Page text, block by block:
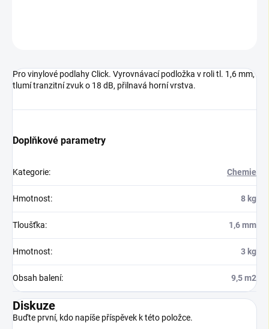
Pro vinylové podlahy Click. Vyrovnávací podložka v roli tl. 1,6 mm,
tlumí tranzitní zvuk o 18 dB, přilnavá horní vrstva.
Doplňkové parametry
Kategorie: Chemie
Hmotnost: 8 kg
Tloušťka: 1,6 mm
Hmotnost: 3 kg
Obsah balení: 9,5 m2
Diskuze
Buďte první, kdo napíše příspěvek k této položce.